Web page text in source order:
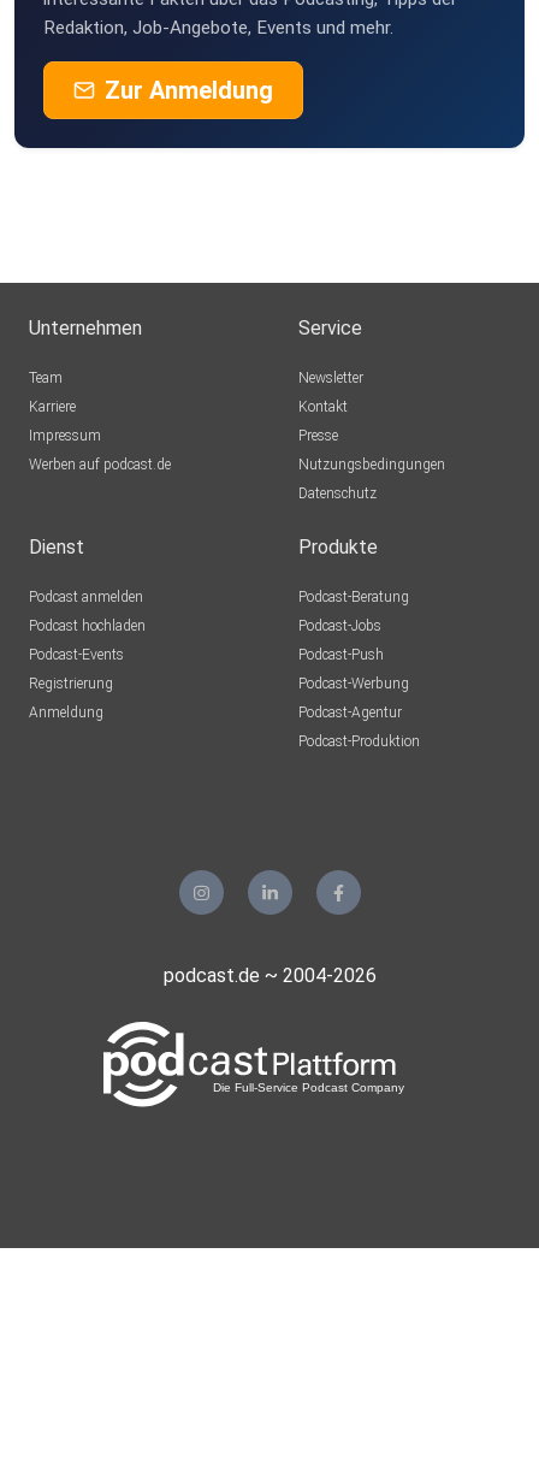
ynnoric
hamburg
mirkolina
Andechs
giselagerda
Berlin
Redaktion, Job-Angebote, Events und mehr.
Zur Anmeldung
Unternehmen
Team
Karriere
Impressum
Werben auf podcast.de
Service
Newsletter
Kontakt
Presse
Nutzungsbedingungen
Datenschutz
Dienst
Podcast anmelden
Podcast hochladen
Podcast-Events
Registrierung
Anmeldung
Produkte
Podcast-Beratung
Podcast-Jobs
Podcast-Push
Podcast-Werbung
Podcast-Agentur
Podcast-Produktion
podcast.de ~ 2004-2026